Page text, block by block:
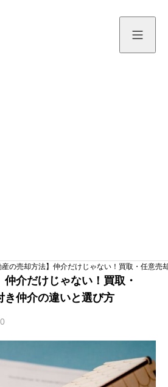
分譲マンション
お問い合わせ
産の売却方法】仲介だけじゃない！買取・任意
仲介だけじゃない！買取・
き仲介の違いと選び方